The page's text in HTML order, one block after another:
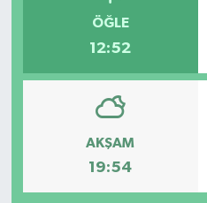
ÖĞLE
12:52
AKŞAM
19:54